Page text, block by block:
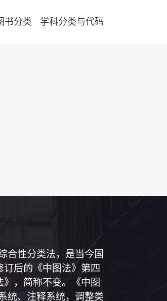
书分类 学科分类与代码
合性分类法，是当今国
后的《中图法》第四
，简称不变。《中图
统、注释系统，调整类